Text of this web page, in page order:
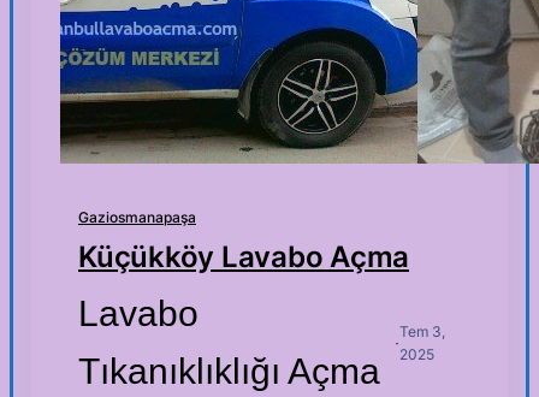
Gaziosmanapaşa
Küçükköy Lavabo Açma
Lavabo
Tıkanıklıklığı Açma
·
Tem 3,
2025